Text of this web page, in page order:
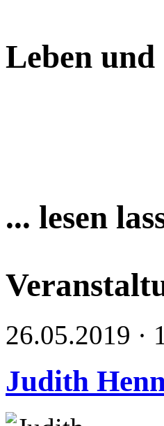
Leben und
... lesen
26.05.2019 ·
Judith